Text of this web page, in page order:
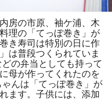
房の市原、袖ケ浦、木
理の「てっぽ巻き」が
き寿司は特別の日に作
は普段つくられていま
の弁当としても持って
母が作ってくれたのを
んは「てっぽ巻き」が
ます。子供には、添加